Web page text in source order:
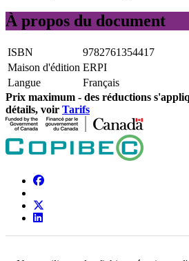
À propos du document
ISBN
9782761354417
Maison d'édition ERPI
Langue
Français
Prix ​​maximum - des réductions
détails, voir Tarifs